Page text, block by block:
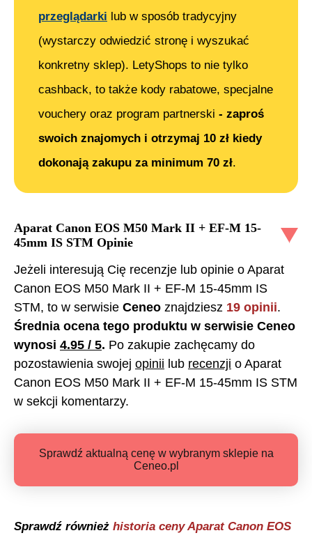
przeglądarki lub w sposób tradycyjny
(wystarczy odwiedzić stronę i wyszukać
konkretny sklep). LetyShops to nie tylko
cashback, to także kody rabatowe, specjalne
vouchery oraz program partnerski - zaproś
swoich znajomych i otrzymaj 10 zł kiedy
dokonają zakupu za minimum 70 zł.
Aparat Canon EOS M50 Mark II + EF-M 15-
45mm IS STM Opinie
Jeżeli interesują Cię recenzje lub opinie o Aparat
Canon EOS M50 Mark II + EF-M 15-45mm IS
STM, to w serwisie Ceneo znajdziesz 19 opinii.
Średnia ocena tego produktu w serwisie Ceneo
wynosi 4.95 / 5. Po zakupie zachęcamy do
pozostawienia swojej opinii lub recenzji o Aparat
Canon EOS M50 Mark II + EF-M 15-45mm IS STM
w sekcji komentarzy.
Sprawdź aktualną cenę w wybranym sklepie na
Ceneo.pl
Sprawdź również historia cenyAparat Canon EOS